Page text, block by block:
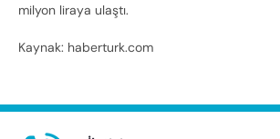
milyon liraya ulaştı.
Kaynak: haberturk.com